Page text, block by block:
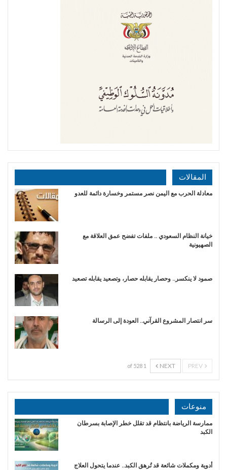
المقالات
​معادلة الحرب مع اليمن نصر مستمر وخسارة دائمة للعدو
خيانة النظام السعودي .. ملفات تفضح عمق العلاقة مع
الصهيونية
صمود لا ينكسر.. وحصار يقابله حصار، وتصعيد يقابله تصعيد
سر انتصار المشروع القرآني.. العودة إلى الرسالة
NEXT
1 of 528
منوعات
ممارسة الرياضة بانتظام قد تقلل خطر الإصابة بسرطان
الكبد
أدوية ومكملات شائعة قد تُرهق الكبد.. عندما يتحول العلاج